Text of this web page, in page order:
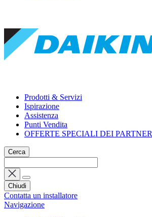
Prodotti & Servizi
Ispirazione
Assistenza
Punti Vendita
OFFERTE SPECIALI DEI PARTNER
Cerca
Chiudi
Contatta un installatore
Navigazione